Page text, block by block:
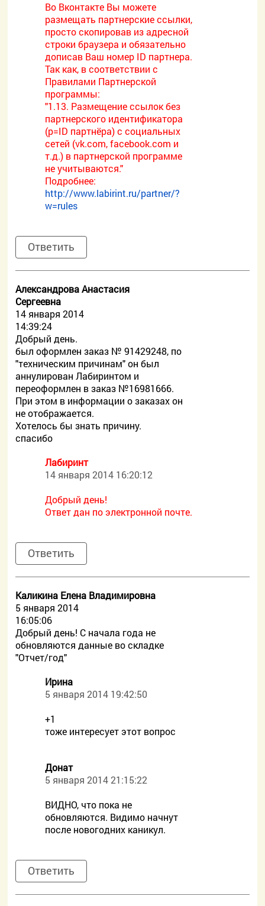
Во Вконтакте Вы можете
размещать партнерские ссылки,
просто скопировав из адресной
строки браузера и обязательно
дописав Ваш номер ID партнера.
Так как, в соответствии с
Правилами Партнерской
программы:
"1.13. Размещение ссылок без
партнерского идентификатора
(p=ID партнёра) с социальных
сетей (vk.com, facebook.com и
т.д.) в партнерской программе
не учитываются."
Подробнее:
http://www.labirint.ru/partner/?
w=rules
Ответить
Александрова Анастасия
Сергеевна
14 января 2014
14:39:24
Добрый день.
был оформлен заказ № 91429248, по
"техническим причинам" он был
аннулирован Лабиринтом и
переоформлен в заказ №16981666.
При этом в информации о заказах он
не отображается.
Хотелось бы знать причину.
спасибо
Лабиринт
14 января 2014 16:20:12
Добрый день!
Ответ дан по электронной почте.
Ответить
Каликина Елена Владимировна
5 января 2014
16:05:06
Добрый день! С начала года не
обновляются данные во складке
"Отчет/год"
Ирина
5 января 2014 19:42:50
+1
тоже интересует этот вопрос
Донат
5 января 2014 21:15:22
ВИДНО, что пока не
обновляются. Видимо начнут
после новогодних каникул.
Ответить